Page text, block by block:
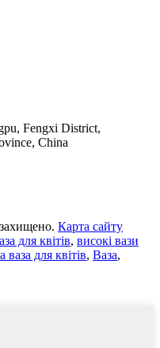
Fengxi District,
China
Карта сайту
для квітів, високі вази
ваза для квітів, Ваза,